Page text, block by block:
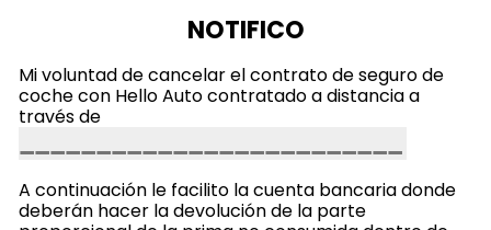
NOTIFICO
Mi voluntad de cancelar el contrato de seguro de
coche con Hello Auto contratado a distancia a
través de
A continuación le facilito la cuenta bancaria donde
deberán hacer la devolución de la parte